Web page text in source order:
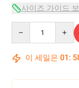
사이즈 가이드
이 세일은 01 :